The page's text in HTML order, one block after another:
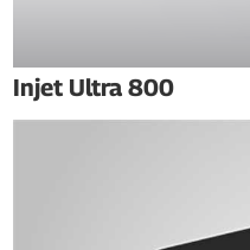
Injet Ultra 800